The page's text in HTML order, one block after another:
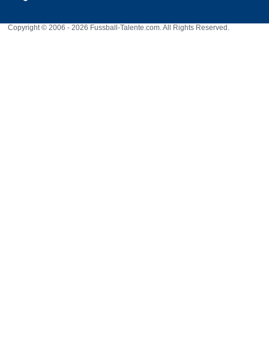
Copyright © 2006 - 2026 Fussball-Talente.com. All Rights Reserved.